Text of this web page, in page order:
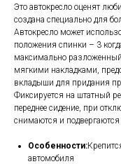
Это автокресло оценят
создана специально для
Автокресло может
положения спинки – 3
максимально
мягкими накладками,
вкладыши для придания
Фиксируется на штатный
переднее сидение, при
снимаются и
Особенности:
автомобиля